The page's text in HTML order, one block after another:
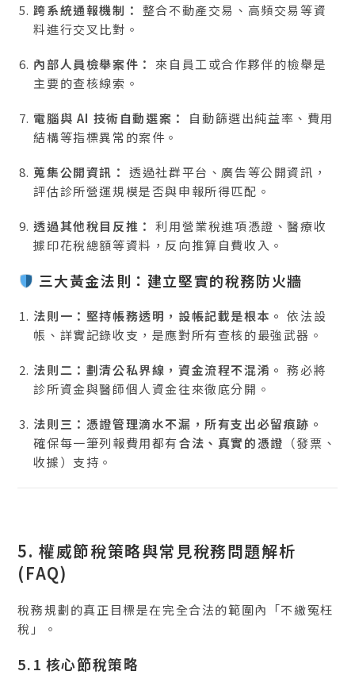
跨系統通報機制： 整合不動產交易、高頻交易等資
料進行交叉比對。
內部人員檢舉案件：
來自員工或合作夥伴的檢舉是
主要的查核線索。
電腦與 AI 技術自動選案：
自動篩選出純益率、費用
結構等指標異常的案件。
蒐集公開資訊： 透過社群平台、廣告等公開資訊，
評估診所營運規模是否與申報所得匹配。
透過其他稅目反推： 利用營業稅進項憑證、醫療收
據印花稅總額等資料，反向推算自費收入。
三大黃金法則：建立堅實的稅務防火牆
法則一：堅持帳務透明，設帳記載是根本。 依法設
帳、詳實記錄收支，是應對所有查核的最強武器。
法則二：劃清公私界線，資金流程不混淆。 務必將
診所資金與醫師個人資金往來徹底分開。
法則三：憑證管理滴水不漏，所有支出必留痕跡。
確保每一筆列報費用都有合法、真實的憑證 （發票、
收據）支持。
5. 權威節稅策略與常見稅務問題解析
(FAQ)
稅務規劃的真正目標是在完全合法的範圍內「不繳冤枉
稅」。
5.1 核心節稅策略